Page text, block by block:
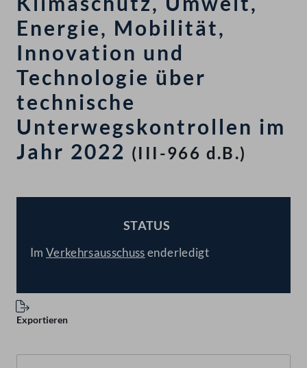
Energie, Mobilität,
Innovation und
Technologie über
technische
Unterwegskontrollen im
Jahr 2022 (III-966 d.B.)
STATUS
ImVerkehrsausschussenderledigt
Exportieren